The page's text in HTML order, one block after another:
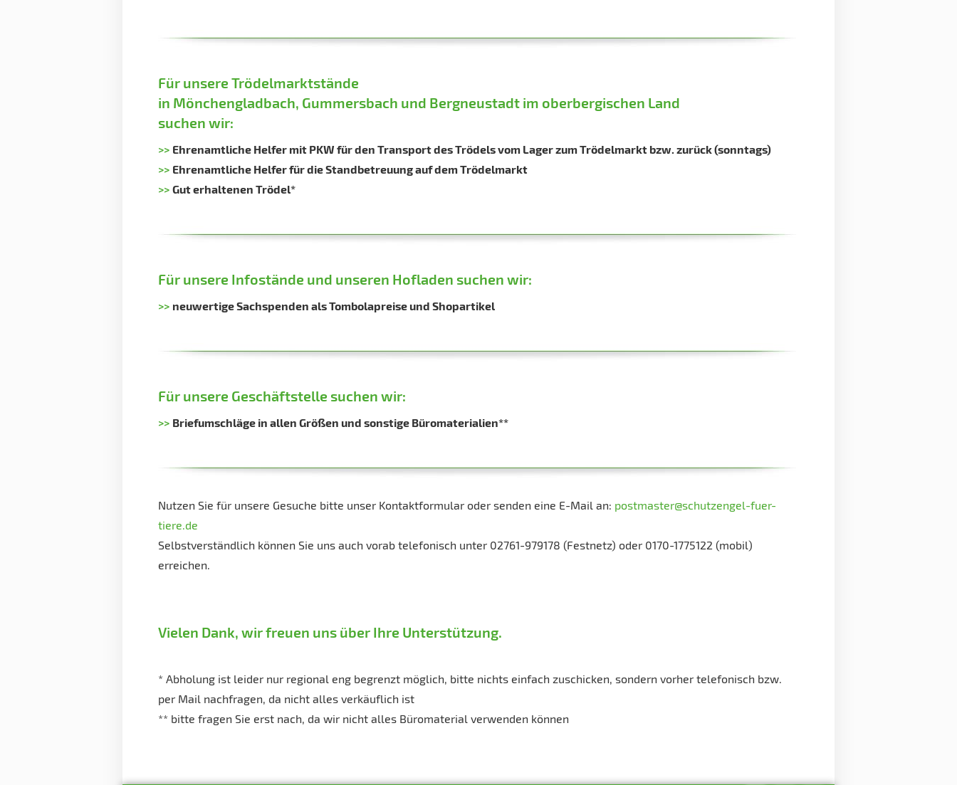
Für unsere Trödelmarktstände
in Mönchengladbach, Gummersbach und Bergneustadt im oberbergischen Land
suchen wir:
>> Ehrenamtliche Helfer mit PKW für den Transport des Trödels vom Lager zum Trödelmarkt bzw. zurück (sonntags)
>> Ehrenamtliche Helfer für die Standbetreuung auf dem Trödelmarkt
>> Gut erhaltenen Trödel*
Für unsere Infostände und unseren Hofladen suchen wir:
>> neuwertige Sachspenden als Tombolapreise und Shopartikel
Für unsere Geschäftstelle suchen wir:
>> Briefumschläge in allen Größen und sonstige Büromaterialien**
Nutzen Sie für unsere Gesuche bitte unser Kontaktformular oder senden eine E-Mail an: postmaster@schutzengel-fuer-
tiere.de
Selbstverständlich können Sie uns auch vorab telefonisch unter 02761-979178 (Festnetz) oder 0170-1775122 (mobil)
erreichen.
Vielen Dank, wir freuen uns über Ihre Unterstützung.
* Abholung ist leider nur regional eng begrenzt möglich, bitte nichts einfach zuschicken, sondern vorher telefonisch bzw.
per Mail nachfragen, da nicht alles verkäuflich ist
** bitte fragen Sie erst nach, da wir nicht alles Büromaterial verwenden können